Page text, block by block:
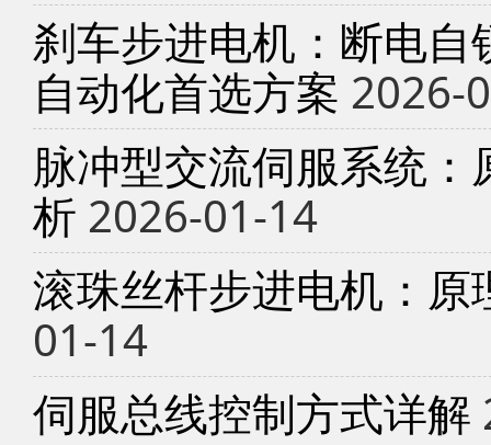
刹车步进电机：断电
自动化首选方案 2026-
脉冲型交流伺服系统
析 2026-01-14
滚珠丝杆步进电机：
01-14
伺服总线控制方式详解